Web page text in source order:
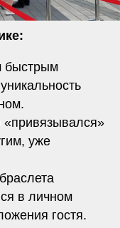
быстрым
«привязывался»
уже
в личном
гостя.